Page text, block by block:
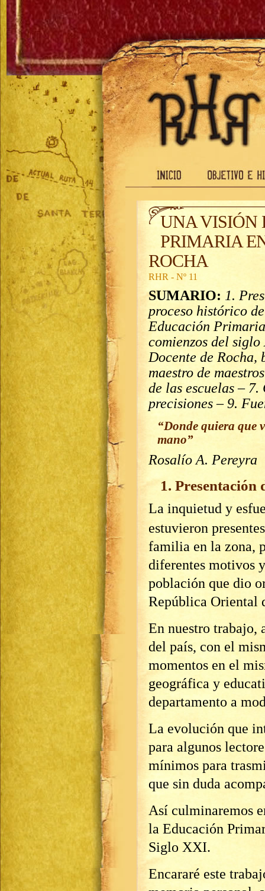
UNA VISIÓN
PRIMARIA
ROCHA
RHR - Nº 11
SUMARIO: 1.
proceso histórico
Educación
comienzos del
Docente de Rocha,
maestro de
de las escuelas –
precisiones – 9.
“Donde quiera que
mano”
Rosalío A. Pereyra
1. Presentación
La inquietud y
estuvieron
familia en la zona,
diferentes motivos
población que dio
República Oriental
En nuestro trabajo,
del país, con el
momentos en el
geográfica y
departamento a
La evolución que
para algunos
mínimos para
que sin duda
Así culminaremos
la Educación
Siglo XXI.
Encararé este